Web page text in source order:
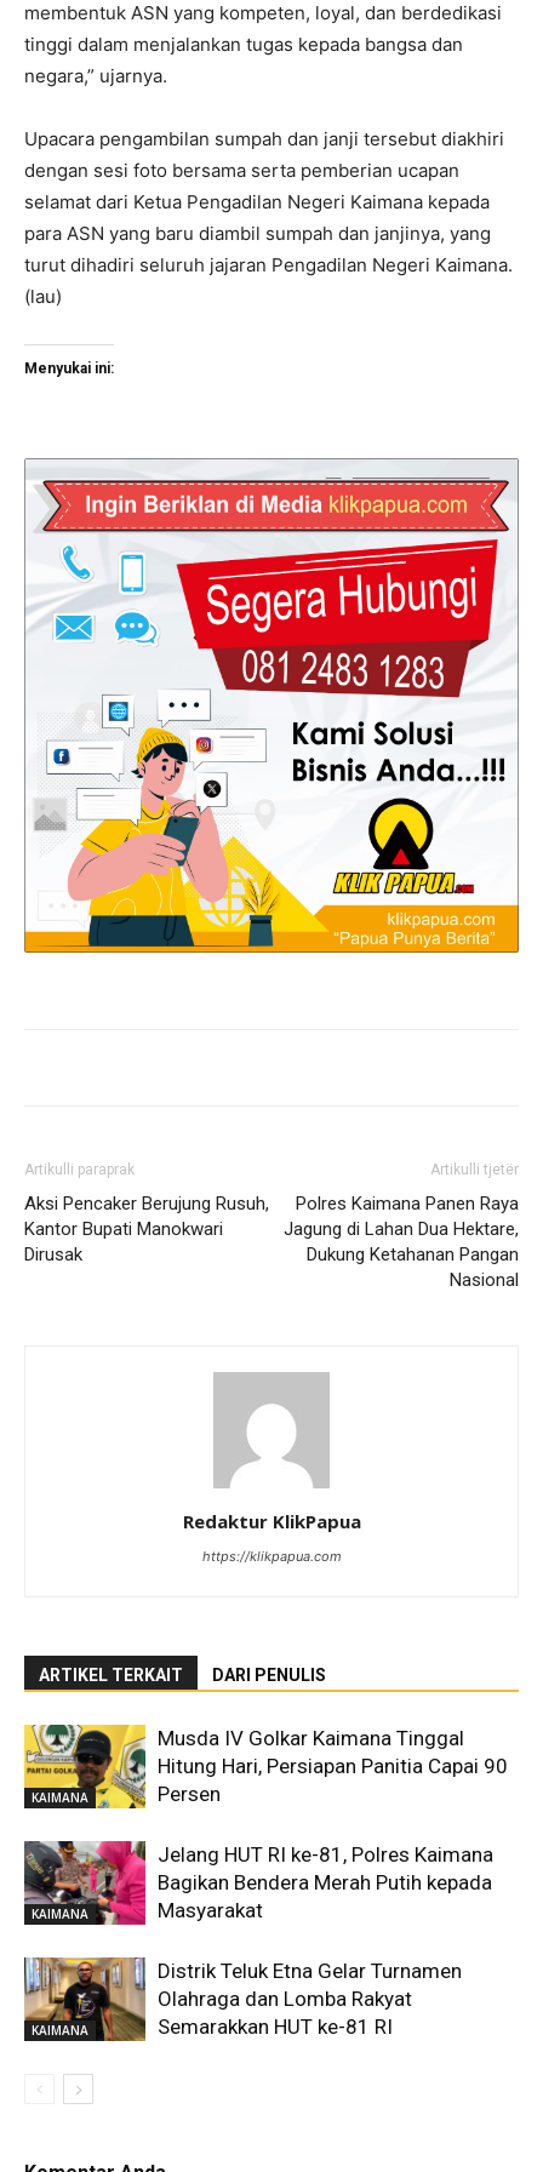
membentuk ASN yang kompeten, loyal, dan berdedikasi
tinggi dalam menjalankan tugas kepada bangsa dan
negara,” ujarnya.
Upacara pengambilan sumpah dan janji tersebut diakhiri
dengan sesi foto bersama serta pemberian ucapan
selamat dari Ketua Pengadilan Negeri Kaimana kepada
para ASN yang baru diambil sumpah dan janjinya, yang
turut dihadiri seluruh jajaran Pengadilan Negeri Kaimana.
(lau)
Menyukai ini:
Artikulli paraprak
Aksi Pencaker Berujung Rusuh,
Kantor Bupati Manokwari
Dirusak
Artikulli tjetër
Polres Kaimana Panen Raya
Jagung di Lahan Dua Hektare,
Dukung Ketahanan Pangan
Nasional
Redaktur KlikPapua
https://klikpapua.com
ARTIKEL TERKAIT DARI PENULIS
KAIMANA
Musda IV Golkar Kaimana Tinggal
Hitung Hari, Persiapan Panitia Capai 90
Persen
KAIMANA
Jelang HUT RI ke-81, Polres Kaimana
Bagikan Bendera Merah Putih kepada
Masyarakat
KAIMANA
Distrik Teluk Etna Gelar Turnamen
Olahraga dan Lomba Rakyat
Semarakkan HUT ke-81 RI